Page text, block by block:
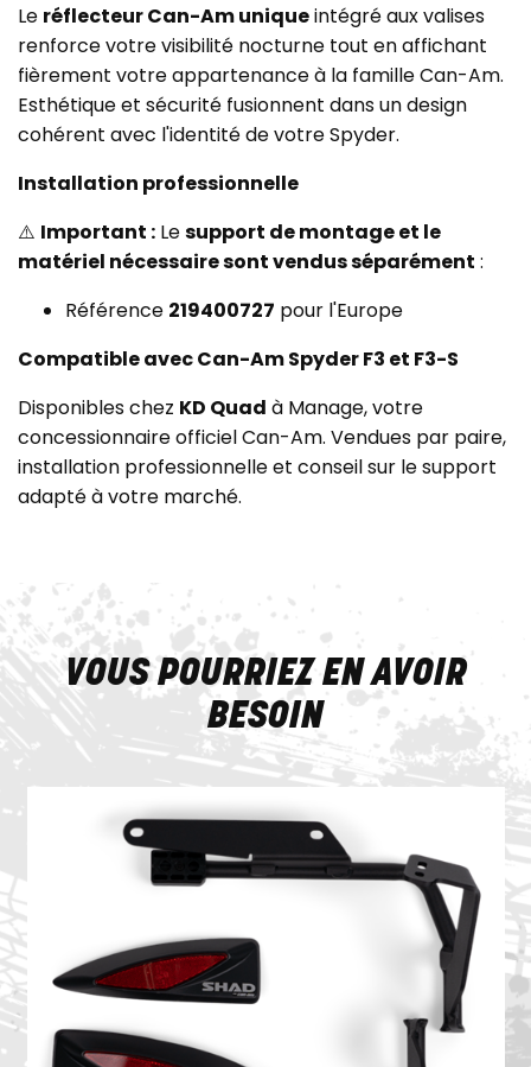
Le réflecteur Can-Am uniqueintégré aux valises
renforce votre visibilité nocturne tout en affichant
fièrement votre appartenance à la famille Can-Am.
Esthétique et sécurité fusionnent dans un design
cohérent avec l'identité de votre Spyder.
Installation professionnelle
⚠️ Important : Lesupport de montage et le
matériel nécessaire sont vendus séparément :
Référence 219400727 pour l'Europe
Compatible avec Can-Am Spyder F3 et F3-S
Disponibles chez KD Quad à Manage, votre
concessionnaire officiel Can-Am. Vendues par paire,
installation professionnelle et conseil sur le support
adapté à votre marché.
VOUS POURRIEZ EN AVOIR
BESOIN